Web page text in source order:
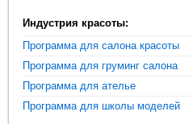
Индустрия красоты:
Программа для салона красоты
Программа для груминг салона
Программа для ателье
Программа для школы моделей